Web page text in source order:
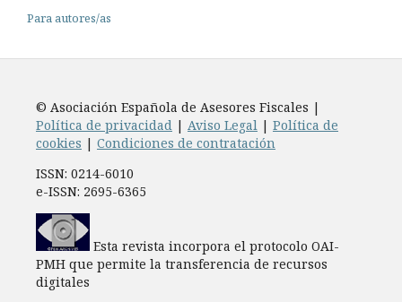
Para autores/as
© Asociación Española de Asesores Fiscales |
Política de privacidad| Aviso Legal| Política de
cookies | Condiciones de contratación
ISSN: 0214-6010
e-ISSN: 2695-6365
Esta revista incorpora el protocolo OAI-
PMH que permite la transferencia de recursos
digitales